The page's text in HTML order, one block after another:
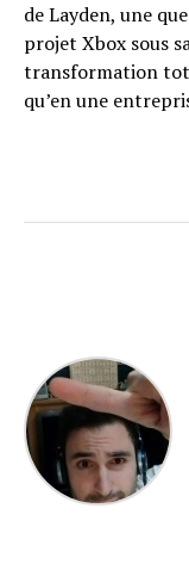
de Layden, une
projet Xbox sous
transformation
qu’en une